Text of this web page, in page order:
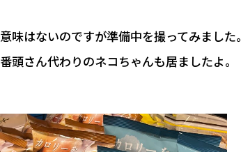
意味はないのですが準備中を撮ってみました。
番頭さん代わりのネコちゃんも居ましたよ。